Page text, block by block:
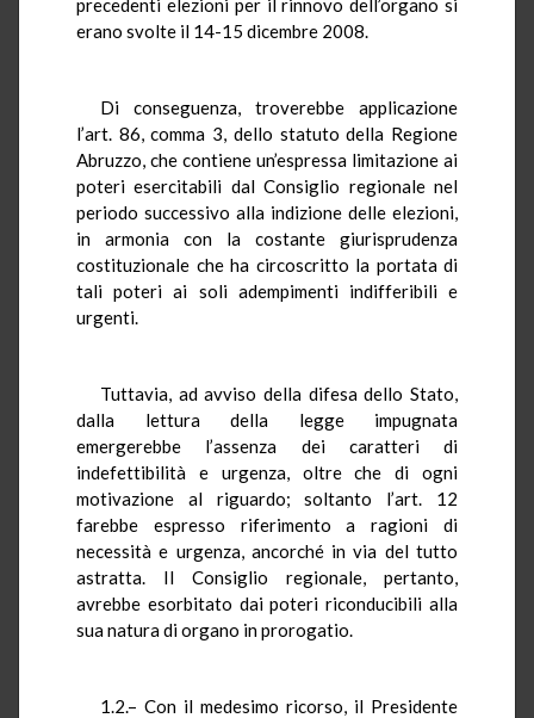
precedenti elezioni per il rinnovo dell’organo si
erano svolte il 14-15 dicembre 2008.
Di conseguenza, troverebbe applicazione
l’art. 86, comma 3, dello statuto della Regione
Abruzzo, che contiene un’espressa limitazione ai
poteri esercitabili dal Consiglio regionale nel
periodo successivo alla indizione delle elezioni,
in armonia con la costante giurisprudenza
costituzionale che ha circoscritto la portata di
tali poteri ai soli adempimenti indifferibili e
urgenti.
Tuttavia, ad avviso della difesa dello Stato,
dalla lettura della legge impugnata
emergerebbe l’assenza dei caratteri di
indefettibilità e urgenza, oltre che di ogni
motivazione al riguardo; soltanto l’art. 12
farebbe espresso riferimento a ragioni di
necessità e urgenza, ancorché in via del tutto
astratta. Il Consiglio regionale, pertanto,
avrebbe esorbitato dai poteri riconducibili alla
sua natura di organo in prorogatio.
1.2.– Con il medesimo ricorso, il Presidente